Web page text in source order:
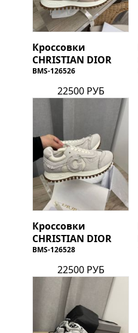
Кроссовки
CHRISTIAN DIOR
BMS-126526
22500 РУБ
Кроссовки
CHRISTIAN DIOR
BMS-126528
22500 РУБ